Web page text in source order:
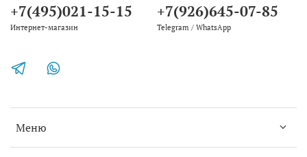
Меню
+7(495)021-15-15
Интернет-магазин
+7(926)645-07-85
Telegram / WhatsApp